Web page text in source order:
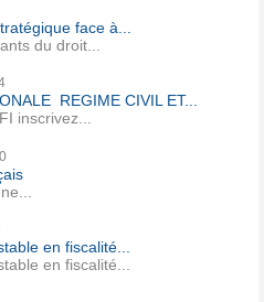
face à...
du droit...
REGIME CIVIL ET...
inscrivez...
en fiscalité...
en fiscalité...